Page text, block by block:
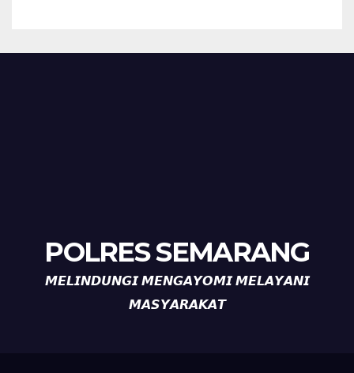
POLRES SEMARANG
𝙈𝙀𝙇𝙄𝙉𝘿𝙐𝙉𝙂𝙄 𝙈𝙀𝙉𝙂𝘼𝙔𝙊𝙈𝙄 𝙈𝙀𝙇𝘼𝙔𝘼𝙉𝙄
𝙈𝘼𝙎𝙔𝘼𝙍𝘼𝙆𝘼𝙏